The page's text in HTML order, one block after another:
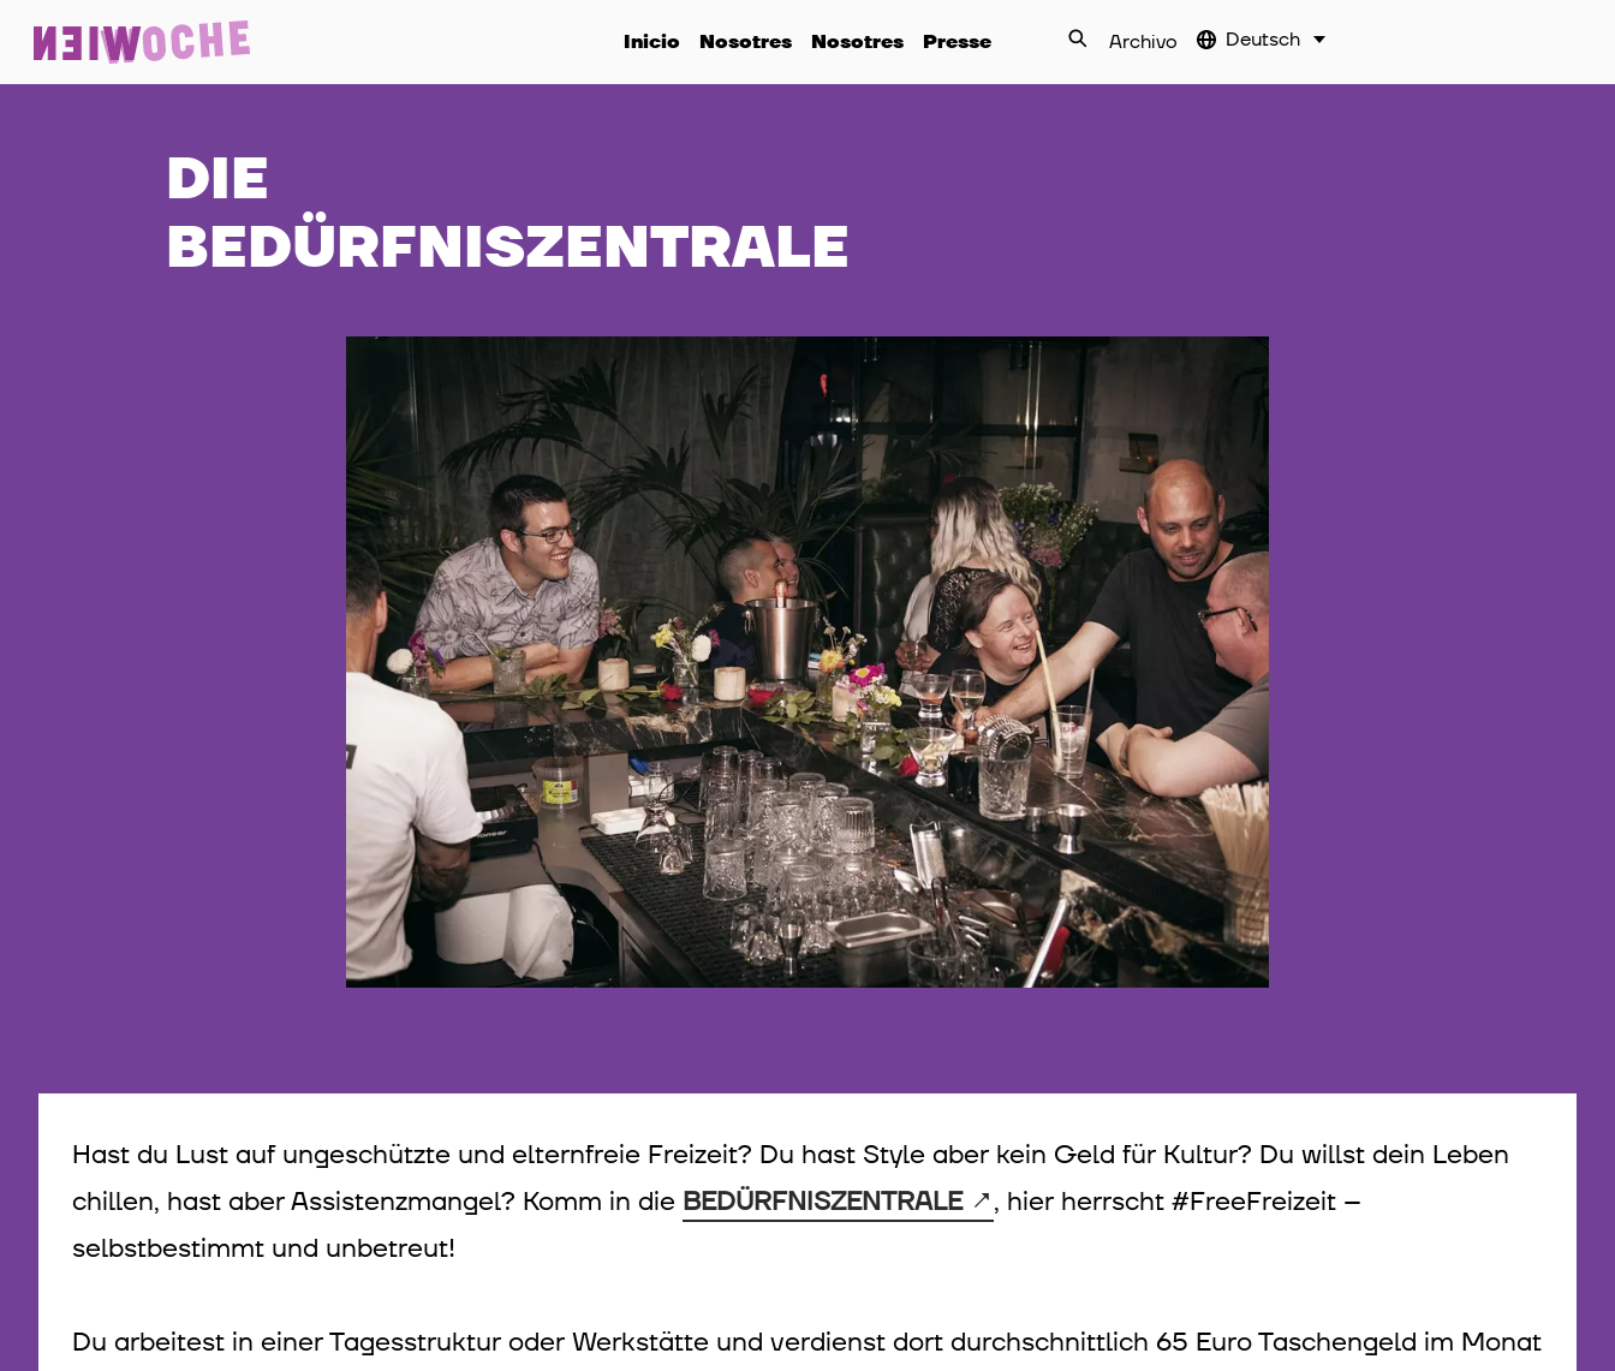
Inicio Nosotres Nosotres Presse Archivo Deutsch
DIE
BEDÜRFNISZENTRALE
Hast du Lust auf ungeschützte und elternfreie Freizeit? Du hast Style aber kein Geld für Kultur? Du willst dein Leben
chillen, hast aber Assistenzmangel? Komm in die BEDÜRFNISZENTRALE
, hier herrscht #FreeFreizeit –
selbstbestimmt und unbetreut!
Du arbeitest in einer Tagesstruktur oder Werkstätte und verdienst dort durchschnittlich 65 Euro Taschengeld im Monat